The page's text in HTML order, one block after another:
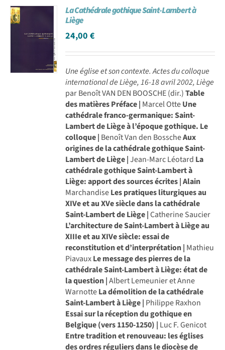
Achat en ligne
Panier WooCommerce
La Cathédrale gothique Saint-Lambert à
Liège
24,00€
Une église et son contexte.Actes du colloque
international de Liège, 16-18 avril 2002, Liège
par Benoît VAN DEN BOOSCHE (dir.)Table
des matièresPréface | Marcel OtteUne
cathédrale franco-germanique: Saint-
Lambert de Liège à l’époque gothique. Le
colloque | Benoît Van den BosscheAux
origines de la cathédrale gothique Saint-
Lambert de Liège |Jean-Marc Léotard La
cathédrale gothique Saint-Lambert à
Liège: apport des sources écrites | Alain
MarchandiseLes pratiques liturgiques au
XIVe et au XVe siècle dans la cathédrale
Saint-Lambert de Liège |Catherine Saucier
L’architecture de Saint-Lambert à Liège au
XIIIe et au XIVe siècle: essai de
reconstitution et d’interprétation | Mathieu
PiavauxLe message des pierres de la
cathédrale Saint-Lambert à Liège: état de
la question |Albert Lemeunier et Anne
WarnotteLa démolition de la cathédrale
Saint-Lambert à Liège | Philippe Raxhon
Essai sur la réception du gothique en
Belgique (vers 1150-1250) | Luc F. Genicot
Entre tradition et renouveau: les églises
des ordres réguliers dans le diocèse de